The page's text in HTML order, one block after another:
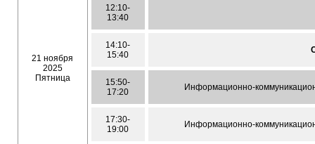
21 ноября
2025
Пятница
12:10-
13:40
14:10-
15:40
15:50-
17:20
Информационно-
17:30-
19:00
Информационно-